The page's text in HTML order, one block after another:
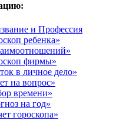
и Профессия
ребенка»
фирмы»
в личное дело»
на вопрос»
времени»
на год»
гороскопа»